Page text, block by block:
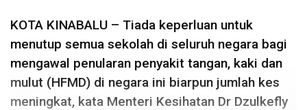
KOTA KINABALU – Tiada keperluan untuk
menutup semua sekolah di seluruh negara bagi
mengawal penularan penyakit tangan, kaki dan
mulut (HFMD) di negara ini biarpun jumlah kes
meningkat, kata Menteri Kesihatan Dr Dzulkefly